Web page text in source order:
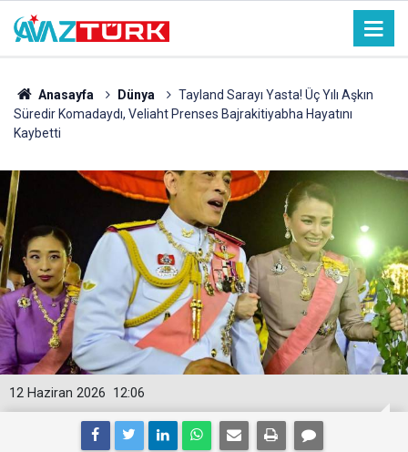
Anasayfa Dünya
Tayland Sarayı Yasta! Üç Yılı Aşkın
Süredir Komadaydı, Veliaht Prenses Bajrakitiyabha Hayatını
Kaybetti
12:06
12 Haziran 2026